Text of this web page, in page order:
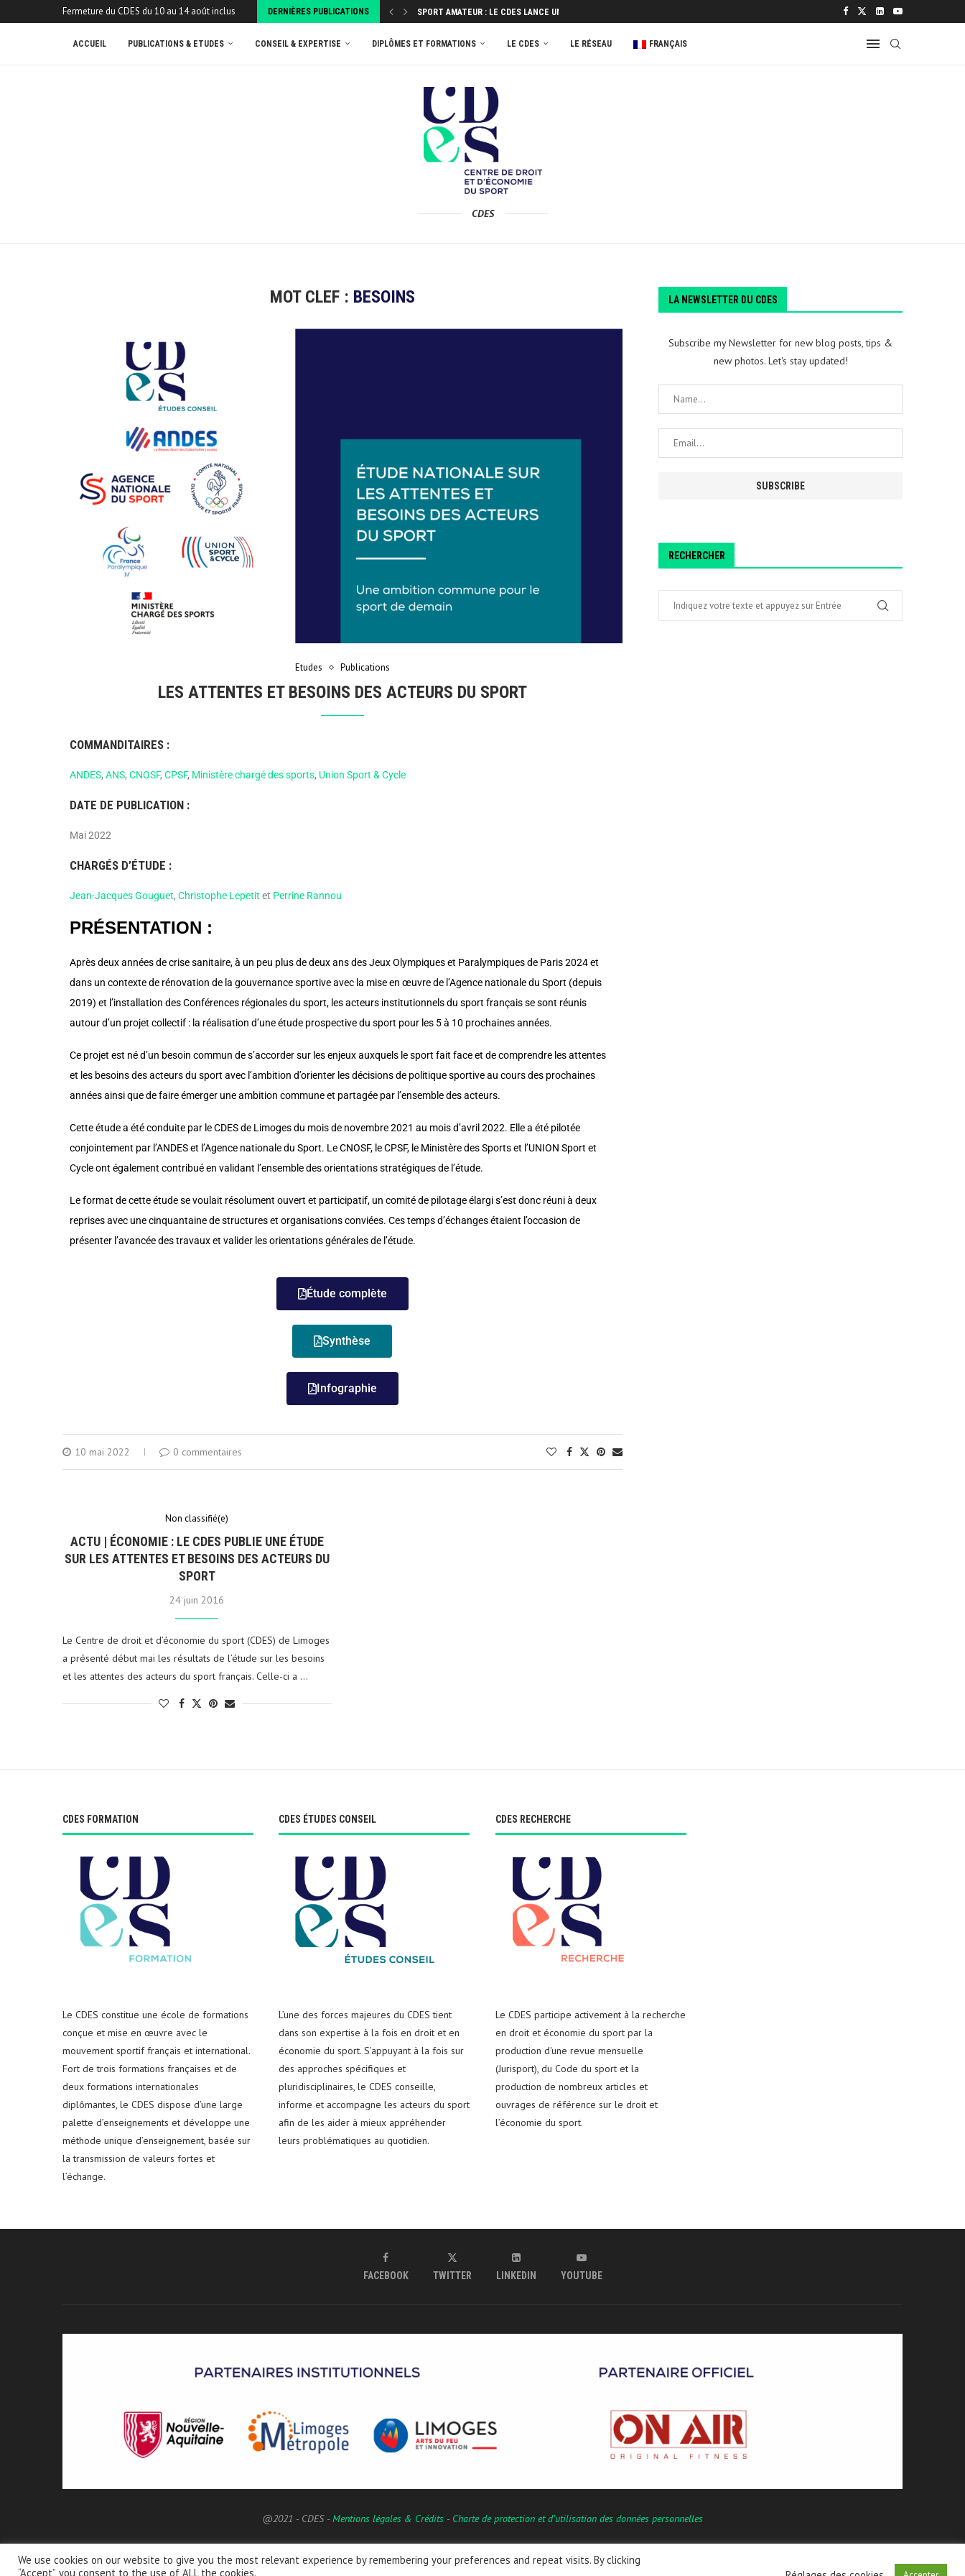
Fermeture du CDES du 10 au 14 août inclus DERNIÈRES PUBLICATIONS SPORT AMATEUR : LE CDES LANCE UNE ENQUÊTE...
ACCUEIL
PUBLICATIONS & ETUDES CONSEIL & EXPERTISE DIPLÔMES ET FORMATIONS LE CDES LE RÉSEAU FRANÇAIS
CDES
MOT CLEF : BESOINS
Etudes Publications
LES ATTENTES ET BESOINS DES ACTEURS DU SPORT
COMMANDITAIRES :
ANDES, ANS, CNOSF, CPSF, Ministère chargé des sports, Union Sport & Cycle
DATE DE PUBLICATION :
Mai 2022
CHARGÉS D’ÉTUDE :
Jean-Jacques Gouguet, Christophe Lepetit et Perrine Rannou
PRÉSENTATION :
Après deux années de crise sanitaire, à un peu plus de deux ans des Jeux Olympiques et Paralympiques de Paris 2024 et
dans un contexte de rénovation de la gouvernance sportive avec la mise en œuvre de l’Agence nationale du Sport (depuis
2019) et l’installation des Conférences régionales du sport, les acteurs institutionnels du sport français se sont réunis
autour d’un projet collectif : la réalisation d’une étude prospective du sport pour les 5 à 10 prochaines années.
Ce projet est né d’un besoin commun de s’accorder sur les enjeux auxquels le sport fait face et de comprendre les attentes
et les besoins des acteurs du sport avec l’ambition d’orienter les décisions de politique sportive au cours des prochaines
années ainsi que de faire émerger une ambition commune et partagée par l’ensemble des acteurs.
Cette étude a été conduite par le CDES de Limoges du mois de novembre 2021 au mois d’avril 2022. Elle a été pilotée
conjointement par l’ANDES et l’Agence nationale du Sport. Le CNOSF, le CPSF, le Ministère des Sports et l’UNION Sport et
Cycle ont également contribué en validant l’ensemble des orientations stratégiques de l’étude.
Le format de cette étude se voulait résolument ouvert et participatif, un comité de pilotage élargi s’est donc réuni à deux
reprises avec une cinquantaine de structures et organisations conviées. Ces temps d’échanges étaient l’occasion de
présenter l’avancée des travaux et valider les orientations générales de l’étude.
Étude complète
Synthèse
Infographie
10 mai 2022 0 commentaires
Non classifié(e)
ACTU | ÉCONOMIE : LE CDES PUBLIE UNE ÉTUDE
SUR LES ATTENTES ET BESOINS DES ACTEURS DU
SPORT
24 juin 2016
Le Centre de droit et d’économie du sport (CDES) de Limoges
a présenté début mai les résultats de l’étude sur les besoins
et les attentes des acteurs du sport français. Celle-ci a …
LA NEWSLETTER DU CDES
Subscribe my Newsletter for new blog posts, tips &
new photos. Let's stay updated!
RECHERCHER
CDES FORMATION
Le CDES constitue une école de formations
conçue et mise en œuvre avec le
mouvement sportif français et international.
Fort de trois formations françaises et de
deux formations internationales
diplômantes, le CDES dispose d’une large
palette d’enseignements et développe une
méthode unique d’enseignement, basée sur
la transmission de valeurs fortes et
l’échange.
CDES ÉTUDES CONSEIL
L’une des forces majeures du CDES tient
dans son expertise à la fois en droit et en
économie du sport. S’appuyant à la fois sur
des approches spécifiques et
pluridisciplinaires, le CDES conseille,
informe et accompagne les acteurs du sport
afin de les aider à mieux appréhender
leurs problématiques au quotidien.
CDES RECHERCHE
Le CDES participe activement à la recherche
en droit et économie du sport par la
production d'une revue mensuelle
(Jurisport), du Code du sport et la
production de nombreux articles et
ouvrages de référence sur le droit et
l’économie du sport.
FACEBOOK TWITTER LINKEDIN YOUTUBE
@2021 - CDES - Mentions légales & Crédits - Charte de protection et d’utilisation des données personnelles
We use cookies on our website to give you the most relevant experience by remembering your preferences and repeat visits. By clicking
“Accept”, you consent to the use of ALL the cookies.